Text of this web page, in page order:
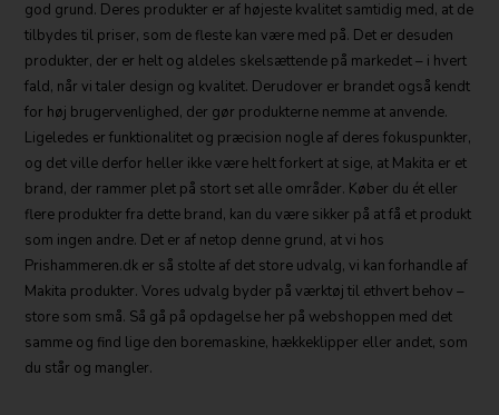
god grund. Deres produkter er af højeste kvalitet samtidig med, at de
tilbydes til priser, som de fleste kan være med på. Det er desuden
produkter, der er helt og aldeles skelsættende på markedet – i hvert
fald, når vi taler design og kvalitet. Derudover er brandet også kendt
for høj brugervenlighed, der gør produkterne nemme at anvende.
Ligeledes er funktionalitet og præcision nogle af deres fokuspunkter,
og det ville derfor heller ikke være helt forkert at sige, at Makita er et
brand, der rammer plet på stort set alle områder. Køber du ét eller
flere produkter fra dette brand, kan du være sikker på at få et produkt
som ingen andre. Det er af netop denne grund, at vi hos
Prishammeren.dk er så stolte af det store udvalg, vi kan forhandle af
Makita produkter. Vores udvalg byder på værktøj til ethvert behov –
store som små. Så gå på opdagelse her på webshoppen med det
samme og find lige den boremaskine, hækkeklipper eller andet, som
du står og mangler.